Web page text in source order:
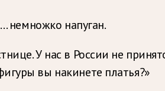
немножко напуган.
У нас в России не
вы накинете платья?»